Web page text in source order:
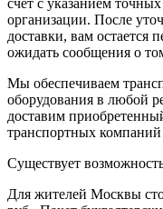
счет с указанием
организации. После
доставки, вам остается
ожидать сообщения о
Мы обеспечиваем
оборудования в любой
доставим
транспортных
Существует
Для жителей Москвы